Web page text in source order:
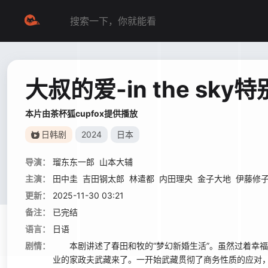
大叔的爱-in the sky特
本片由茶杯狐cupfox提供播放
日韩剧 2024 日本
导演： 瑠东东一郎 山本大辅
主演：
田中圭 吉田钢太郎 林遣都 内田理央 金子大地 伊藤修
更新：
2025-11-30 03:21
备注：
已完结
语言：
日语
剧情：
本剧讲述了春田和牧的“梦幻新婚生活”。虽然过着幸
业的家政夫武藏来了。一开始武藏贯彻了商务性质的应对